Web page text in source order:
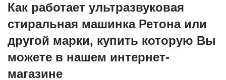
Как работает ультразвуковая
стиральная машинка Ретона или
другой марки, купить которую Вы
можете в нашем интернет-
магазине